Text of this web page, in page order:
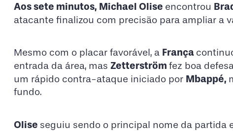
Aos sete minutos, Michael Olise encontrou
atacante finalizou com precisão para ampliar a
Mesmo com o placar favorável, a França
entrada da área, mas Zetterström fez boa
um rápido contra-ataque iniciado por Mbappé,
fundo.
Olise seguiu sendo o principal nome da partida